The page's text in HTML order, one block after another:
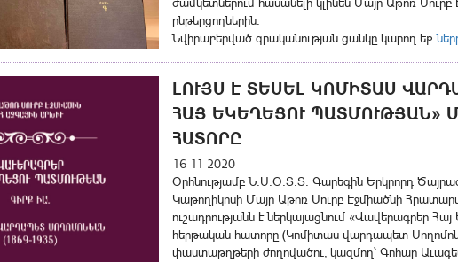
ընթերցողներին:
Նվիրաբերված գրականության ցանկը կարող եք
ԼՈՒՅՍ Է ՏԵՍԵԼ ԿՈՄԻՏԱՍ
ՀԱՅ ԵԿԵՂԵՑՈՒ ՊԱՏՄՈՒԹՅԱՆ»
ՀԱՏՈՐԸ
16 11 2020
Օրհնությամբ Ն.Ս.Օ.Տ.Տ. Գարեգին Երկրորդ
Կաթողիկոսի Մայր Աթոռ Սուրբ Էջմիածնի
ուշադրությանն է ներկայացնում «Վավերագրեր
հերթական հատորը (Կոմիտաս վարդապետ
փաստաթղթերի ժողովածու, կազմող՝ Գոհար